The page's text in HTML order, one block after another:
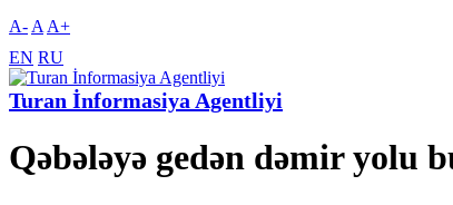
A- A A+
EN RU
Turan İnformasiya Agentliyi
Qəbələyə gedən dəmir yolu